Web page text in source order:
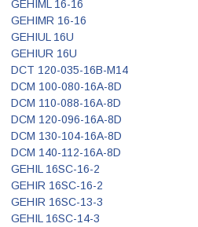
GEHIML 16-16
GEHIMR 16-16
GEHIUL 16U
GEHIUR 16U
DCT 120-035-16B-M14
DCM 100-080-16A-8D
DCM 110-088-16A-8D
DCM 120-096-16A-8D
DCM 130-104-16A-8D
DCM 140-112-16A-8D
GEHIL 16SC-16-2
GEHIR 16SC-16-2
GEHIR 16SC-13-3
GEHIL 16SC-14-3